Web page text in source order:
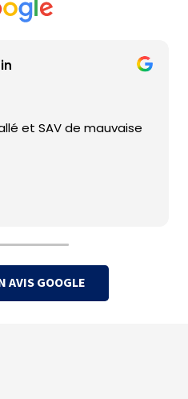
et SAV de mauvaise
AVIS GOOGLE